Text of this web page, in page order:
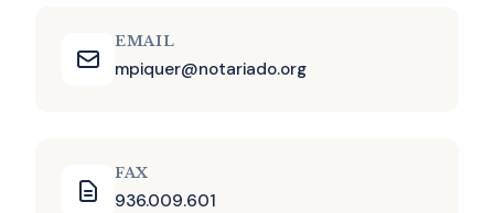
EMAIL
mpiquer@notariado.org
FAX
936.009.601